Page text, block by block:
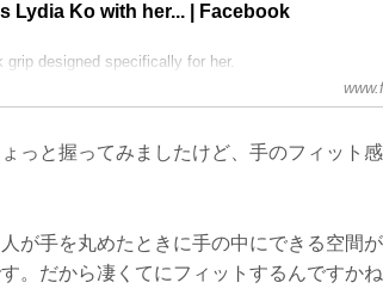
Lydia Ko with her... | Facebook
designed specifically for her.
っと握ってみましたけど、手のフィット
が手を丸めたときに手の中にできる空間
。だから凄くてにフィットするんですかね